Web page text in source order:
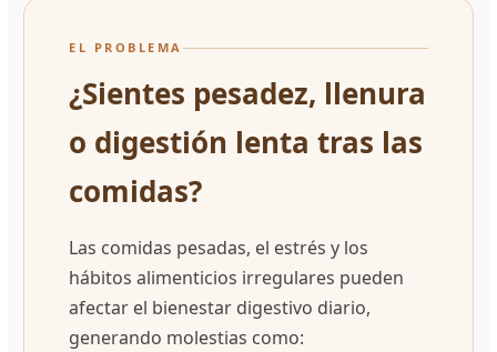
EL PROBLEMA
¿Sientes pesadez, llenura
o digestión lenta tras las
comidas?
Las comidas pesadas, el estrés y los
hábitos alimenticios irregulares pueden
afectar el bienestar digestivo diario,
generando molestias como: